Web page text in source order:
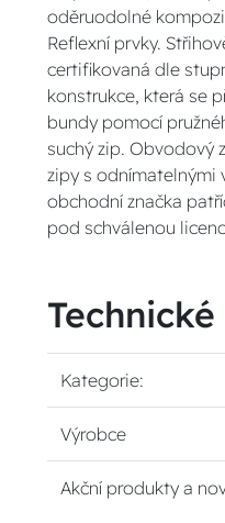
oděruodolné
Reflexní prvky.
certifikovaná dle
konstrukce, která se
bundy pomocí
suchý zip. Obvodový
zipy s odnímatelnými
obchodní značka
pod schválenou
Kategorie:
Výrobce
Akční produkty a